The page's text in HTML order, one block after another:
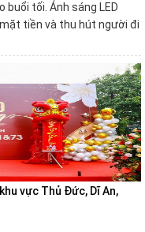
tối. Ánh sáng LED
tiền và thu hút người đi
vực Thủ Đức, Dĩ An,